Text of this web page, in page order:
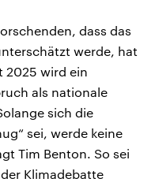
dass das
werde, hat
2025 wird ein
als nationale
sich die
sei, werde keine
Tim Benton. So sei
Klimadebatte